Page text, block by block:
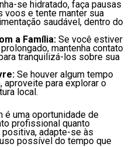
se hidratado, faça pausas
voos e tente manter sua
saudável, dentro do
a Família: Se você estiver
mantenha contato
tranquilizá-los sobre sua
Se houver algum tempo
aproveite para explorar o
local.
é uma oportunidade de
profissional quanto
adapte-se às
possível do tempo que